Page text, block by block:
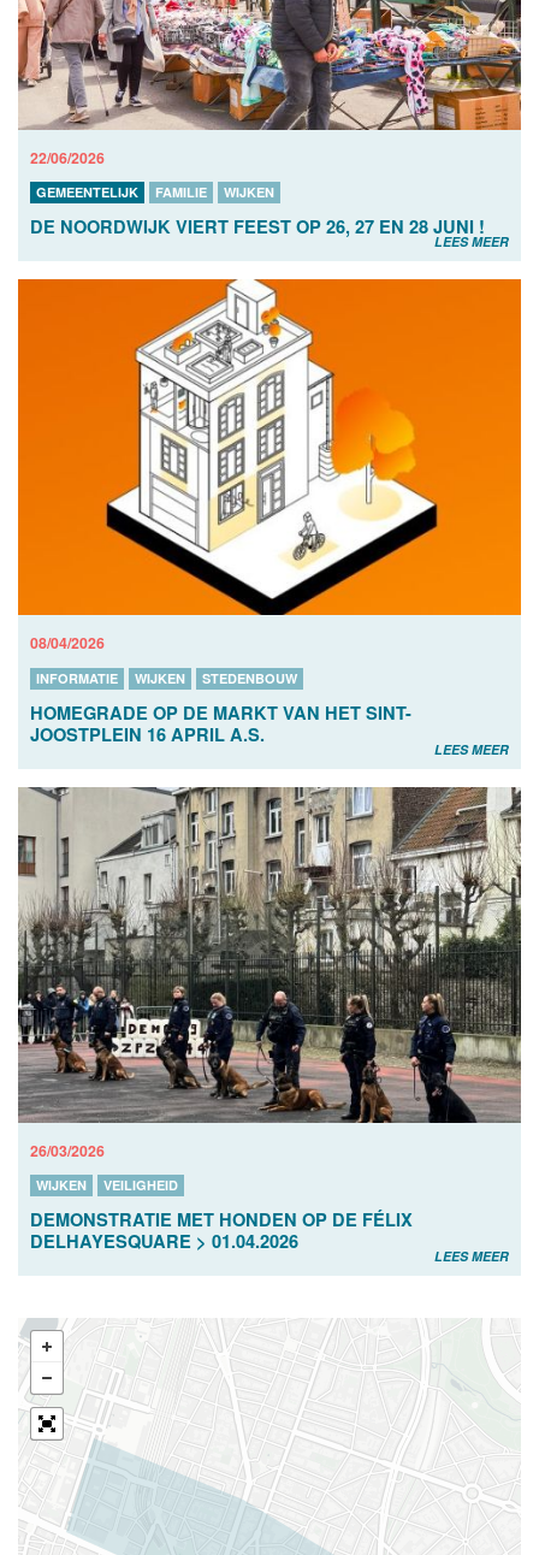
22/06/2026
GEMEENTELIJK FAMILIE WIJKEN
DE NOORDWIJK VIERT FEEST OP 26, 27 EN 28 JUNI !
LEES MEER
08/04/2026
INFORMATIE WIJKEN STEDENBOUW
HOMEGRADE OP DE MARKT VAN HET SINT-
JOOSTPLEIN 16 APRIL A.S.
LEES MEER
26/03/2026
WIJKEN VEILIGHEID
DEMONSTRATIE MET HONDEN OP DE FÉLIX
DELHAYESQUARE > 01.04.2026
LEES MEER